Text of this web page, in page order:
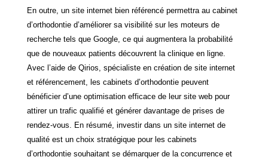
En outre, un site internet bien référencé permettra au cabinet
d’orthodontie d’améliorer sa visibilité sur les moteurs de
recherche tels que Google, ce qui augmentera la probabilité
que de nouveaux patients découvrent la clinique en ligne.
Avec l’aide de Qirios, spécialiste en création de site internet
et référencement, les cabinets d’orthodontie peuvent
bénéficier d’une optimisation efficace de leur site web pour
attirer un trafic qualifié et générer davantage de prises de
rendez-vous. En résumé, investir dans un site internet de
qualité est un choix stratégique pour les cabinets
d’orthodontie souhaitant se démarquer de la concurrence et